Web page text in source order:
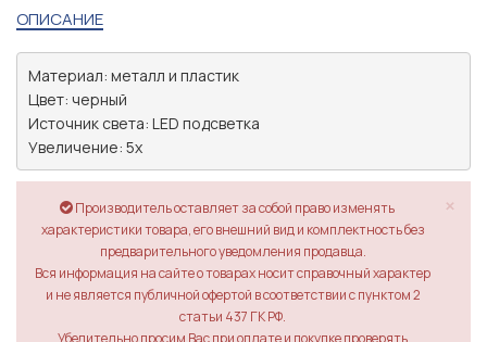
ОПИСАНИЕ
Материал: металл и пластик
Цвет: черный
Источник света: LED подсветка
Увеличение: 5x
×
Производитель оставляет за собой право изменять
характеристики товара, его внешний вид и комплектность без
предварительного уведомления продавца.
Вся информация на сайте о товарах носит справочный характер
и не является публичной офертой в соответствии с пунктом 2
статьи 437 ГК РФ.